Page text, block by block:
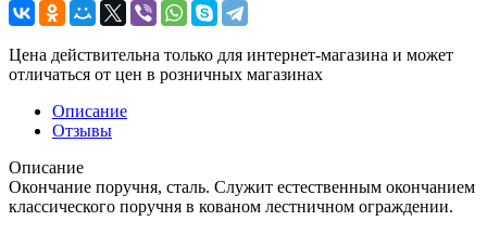
Цена действительна только для интернет-магазина и может
отличаться от цен в розничных магазинах
Описание
Отзывы
Описание
Окончание поручня, сталь. Служит естественным окончанием
классического поручня в кованом лестничном ограждении.